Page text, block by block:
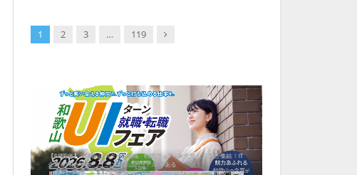
1 2 3 … 119 Next
【8/8開催】「和歌山 UIターン就職・転職フェア」in大阪 に30社が集結！IT
企業も5社が参加、ここに“和歌山のリアル”がある